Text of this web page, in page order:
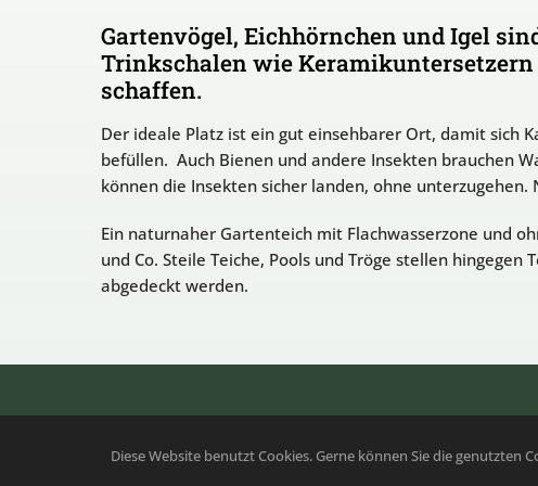
Gartenvögel, Eichhörnchen und Igel
Trinkschalen wie
schaffen.
Der ideale Platz ist ein gut einsehbarer Ort, damit sich
befüllen. Auch Bienen und andere Insekten brauchen
können die Insekten sicher landen, ohne
Ein naturnaher Gartenteich mit Flachwasserzone und
und Co. Steile Teiche, Pools und Tröge stellen
abgedeckt werden.
Copyright 2023 – 2026 |
Diese Website benutzt Cookies. Gerne können Sie die genutzten